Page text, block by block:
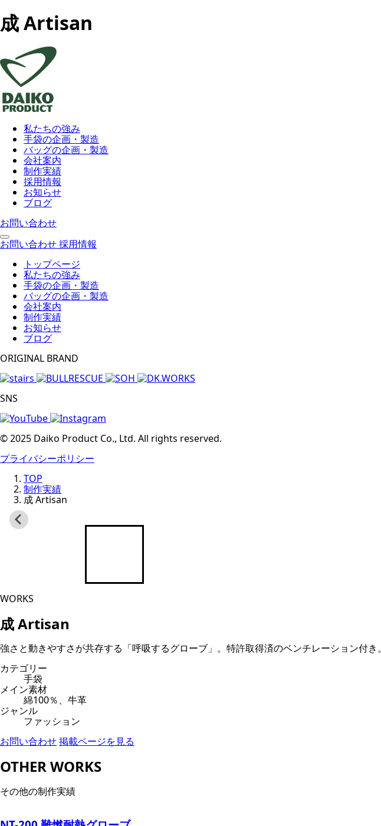
成 Artisan
私たちの強み
手袋の企画・製造
バッグの企画・製造
会社案内
制作実績
採用情報
お知らせ
ブログ
お問い合わせ
お問い合わせ採用情報
トップページ
私たちの強み
手袋の企画・製造
バッグの企画・製造
会社案内
制作実績
お知らせ
ブログ
ORIGINAL BRAND
SNS
© 2025 Daiko Product Co., Ltd. All rights reserved.
プライバシーポリシー
TOP
制作実績
成 Artisan
WORKS
成 Artisan
強さと動きやすさが共存する「呼吸するグローブ」。特許取得済のベンチレーション付き。
カテゴリー
手袋
メイン素材
綿100％、牛革
ジャンル
ファッション
お問い合わせ掲載ページを見る
OTHER WORKS
その他の制作実績